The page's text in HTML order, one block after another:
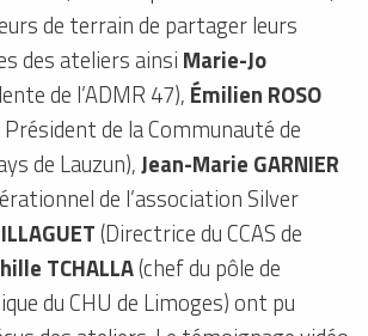
de terrain de partager leurs
des ateliers ainsi Marie-Jo
de l’ADMR 47), Émilien ROSO
de la Communauté de
de Lauzun),Jean-Marie GARNIER
de l’association Silver
(Directrice du CCAS de
TCHALLA(chef du pôle de
du CHU de Limoges) ont pu